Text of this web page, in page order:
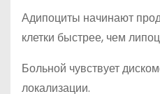
Адипоциты начинают
клетки быстрее, чем
Больной чувствует
локализации.